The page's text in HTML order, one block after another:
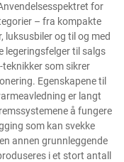
for
– fra kompakte
luksusbiler og til og med
legeringsfelger til salgs
som sikrer
Egenskapene til
er langt
å fungere
som kan svekke
annen grunnleggende
i et stort antall